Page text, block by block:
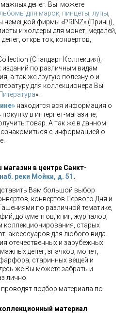
денег. Вы можете
для марок пинцеты, лупы
немецкой фирмы «PRINZ» (Принц),
и холдеры для монет, медалей,
открыток, конвертов,
(Стандарт Коллекция),
изданий по различным видам
а так же другую полезную и
для коллекционера Вы
».
находится вся информация о
в интернет-магазине,
товар. А так же в данном
с информацией о
в центре Санкт-
наб. реки Мойки, д. 51 .
Вам большой выбор
конвертов Первого Дня и
по различной тематике,
документов, книг, журналов,
коллекционирования, старых
аксессуаров для любого вида
отечественных и зарубежных
денег, значков, монет,
старинных вещей и
же Вы можете забрать и
лично.
подбор материала по
материал